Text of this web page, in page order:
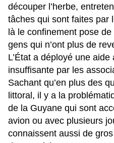
découper l’herbe,
tâches qui sont faites par
là le confinement pose
gens qui n’ont plus de
L’État a déployé une
insuffisante par les
Sachant qu’en plus des
littoral, il y a la
de la Guyane qui sont
avion ou avec plusieurs
connaissent aussi de